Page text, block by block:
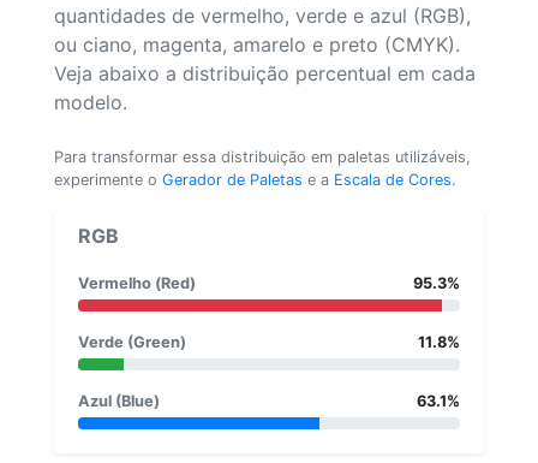
quantidades de vermelho, verde e azul (RGB),
ou ciano, magenta, amarelo e preto (CMYK).
Veja abaixo a distribuição percentual em cada
modelo.
Para transformar essa distribuição em paletas utilizáveis,
experimente o Gerador de Paletas e a Escala de Cores.
RGB
Vermelho (Red) 95.3%
Verde (Green) 11.8%
Azul (Blue) 63.1%